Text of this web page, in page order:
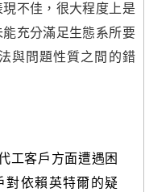
不佳，很大程度上是
充分滿足生態系所要
與問題性質之間的錯
工客戶方面遭遇困
對依賴英特爾的疑